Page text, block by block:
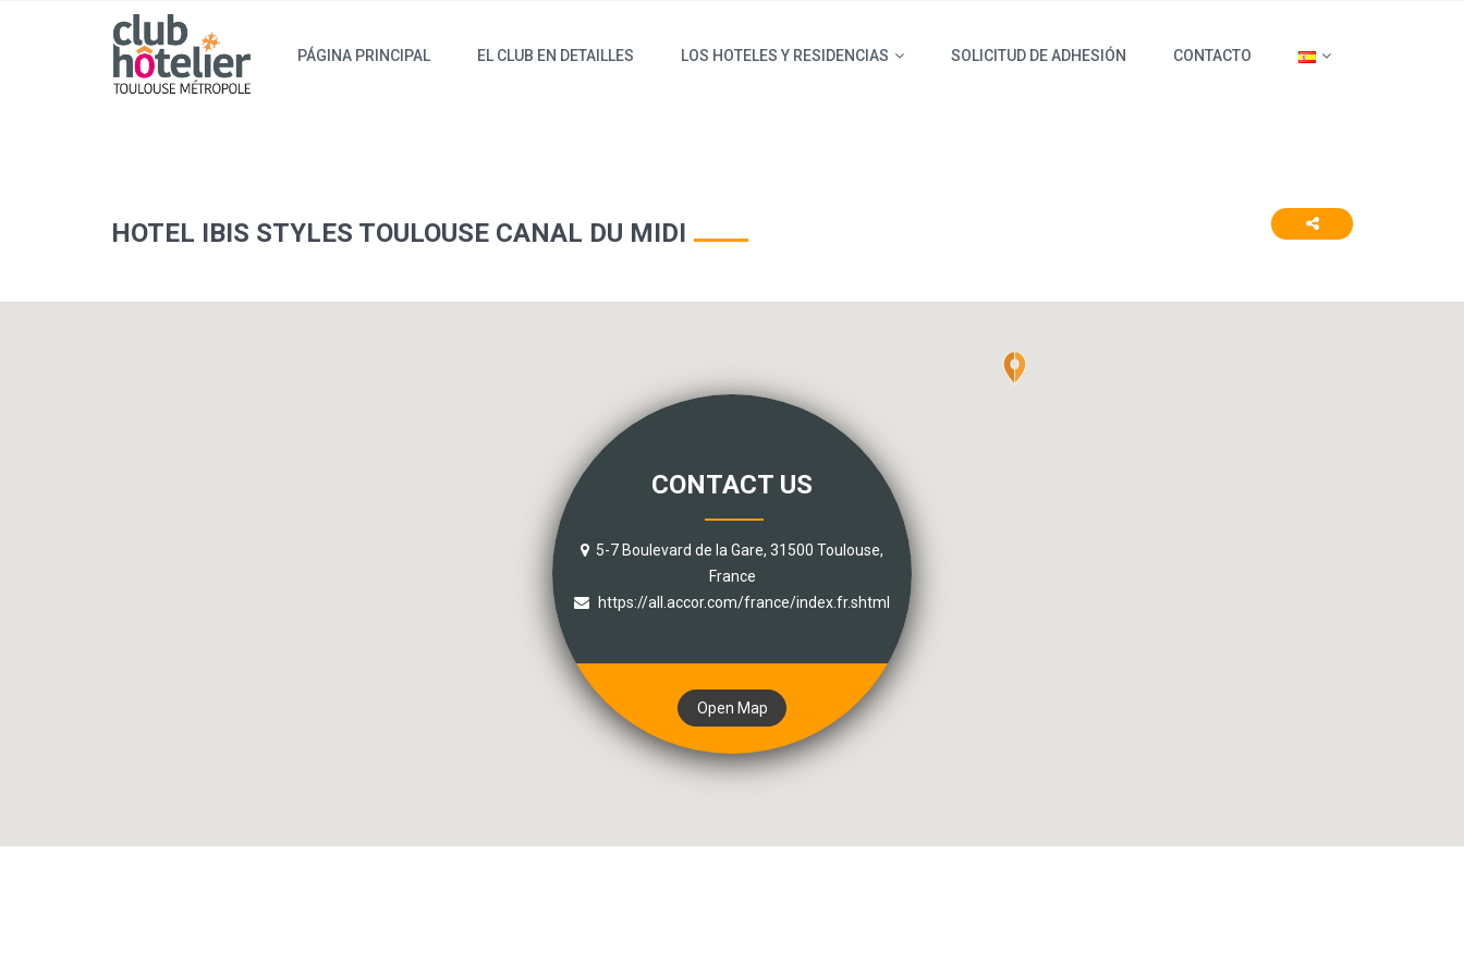
PÁGINA PRINCIPAL EL CLUB EN DETAILLES LOS HOTELES Y RESIDENCIAS SOLICITUD DE ADHESIÓN CONTACTO
HOTEL IBIS STYLES TOULOUSE CANAL DU MIDI
CONTACT US
5-7 Boulevard de la Gare, 31500 Toulouse,
France
https://all.accor.com/france/index.fr.shtml
Open Map